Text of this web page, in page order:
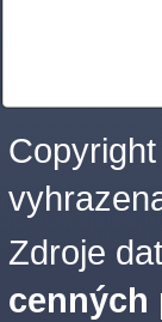
Zdroje
cenných